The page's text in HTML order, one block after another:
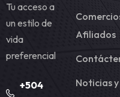
Tu acceso a
un estilo de
vida
preferencial
+504
Afiliados
Noticias y